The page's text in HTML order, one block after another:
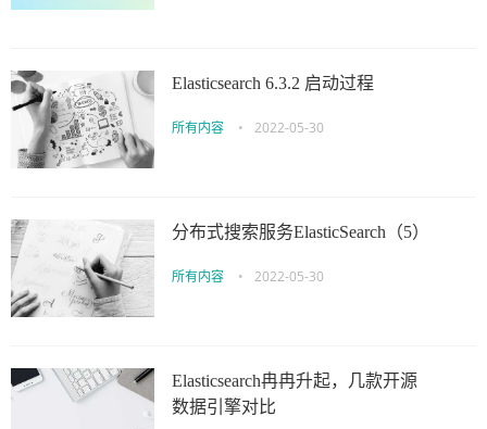
Elasticsearch 6.3.2 启动过程
所有内容 • 2022-05-30
分布式搜索服务ElasticSearch（5）
所有内容 • 2022-05-30
Elasticsearch冉冉升起，几款开源
数据引擎对比